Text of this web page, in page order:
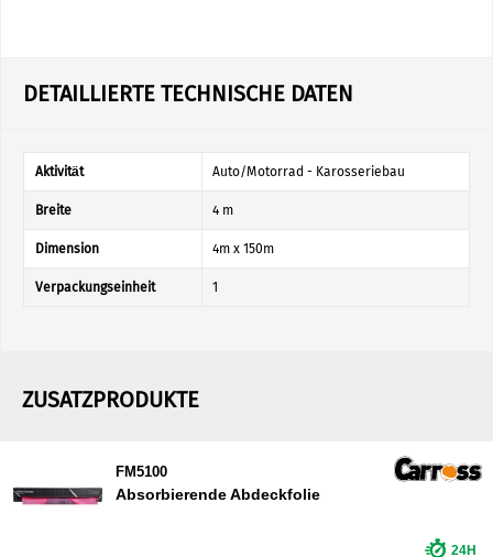
DETAILLIERTE TECHNISCHE DATEN
Aktivität Auto/Motorrad - Karosseriebau
Breite 4 m
Dimension 4m x 150m
Verpackungseinheit 1
ZUSATZPRODUKTE
FM5100
Absorbierende Abdeckfolie
24H